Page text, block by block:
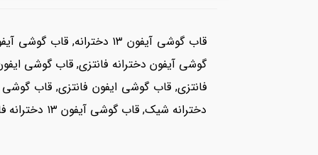
فانتزی, قاب گوشی ایفون فانتزی, قاب
دخترانه شیک, قاب گوشی آیفون ۱۳ دخترانه فانتزی, قاب گوشی دخترانه عروسکی